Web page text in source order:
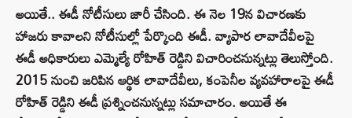
అయితే.. ఈడీ నోటీసులు జారీ చేసింది. ఈ నెల 19న విచారణకు
హాజరు కావాలని నోటీసుల్లో పేర్కొంది ఈడీ. వ్యాపార లావాదేవీలపై
ఈడీ అధికారులు ఎమ్మెల్యే రోహిత్ రెడ్డిని విచారించనున్నట్లు తెలుస్తోంది.
2015 నుంచి జరిపిన ఆర్థిక లావాదేవీలు, కంపెనీల వ్యవహారాలపై ఈడీ
రోహిత్ రెడ్డిని ఈడీ ప్రశ్నించనున్నట్లు సమాచారం. అయితే ఈ